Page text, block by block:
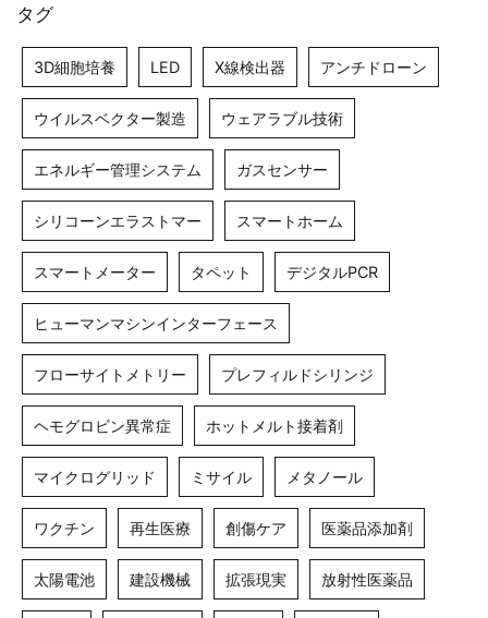
タグ
3D細胞培養 LED X線検出器 アンチドローン
ウイルスベクター製造 ウェアラブル技術
エネルギー管理システム ガスセンサー
シリコーンエラストマー スマートホーム
スマートメーター タペット デジタルPCR
ヒューマンマシンインターフェース
フローサイトメトリー プレフィルドシリンジ
ヘモグロビン異常症 ホットメルト接着剤
マイクログリッド ミサイル メタノール
ワクチン 再生医療 創傷ケア 医薬品添加剤
太陽電池 建設機械 拡張現実 放射性医薬品